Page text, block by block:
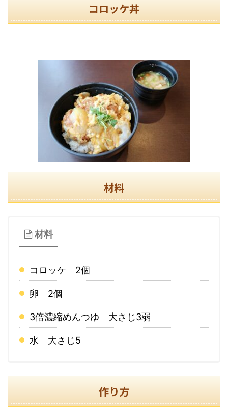
コロッケ丼
材料
材料
コロッケ 2個
卵 2個
3倍濃縮めんつゆ 大さじ3弱
水 大さじ5
作り方